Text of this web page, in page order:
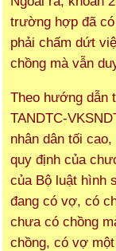
trường hợp đã
phải chấm dứt
chồng mà vẫn
Theo hướng dẫn
TANDTC-
nhân dân tối
quy định của
của Bộ luật hình
đang có vợ, có
chưa có chồng
chồng, có vợ